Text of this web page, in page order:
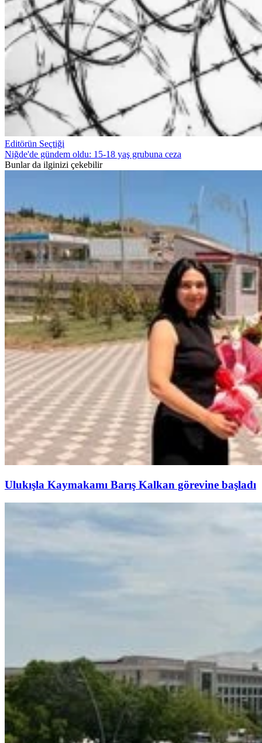
Editörün Seçtiği
Niğde'de gündem oldu: 15-18 yaş grubuna ceza
Bunlar da ilginizi çekebilir
Ulukışla Kaymakamı Barış Kalkan görevine başladı